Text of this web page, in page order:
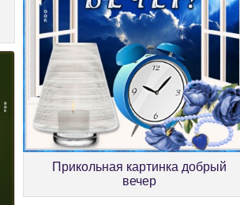
Прикольная картинка добрый
вечер